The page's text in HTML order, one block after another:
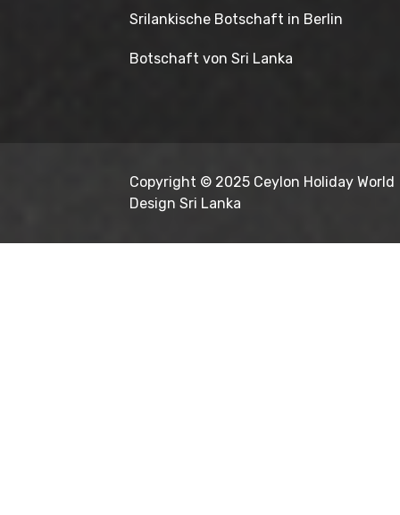
Srilankische Botschaft in Berlin
Botschaft von Sri Lanka
Copyright © 2025 Ceylon Holiday World
Design Sri Lanka